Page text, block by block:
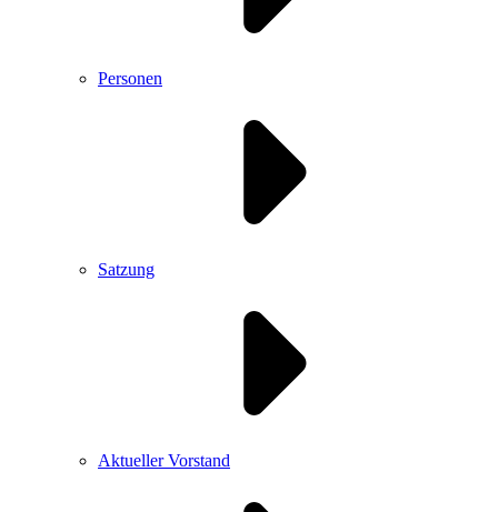
Personen
Satzung
Aktueller Vorstand